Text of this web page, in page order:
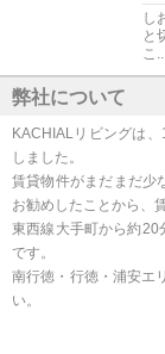
し
と
こ
弊社について
KACHIALリビングは
しました。
賃貸物件がまだまだ少
お勧めしたことから、
東西線大手町から約20
です。
南行徳・行徳・浦安エ
い。